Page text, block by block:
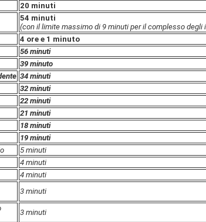
20 minuti
54 minuti
(con il limite massimo di 9 minuti per il complesso degli
4 ore e 1 minuto
56 minuti
39 minuto
34 minuti
32 minuti
22 minuti
21 minuti
18 minuti
19 minuti
5 minuti
4 minuti
4 minuti
3 minuti
3 minuti